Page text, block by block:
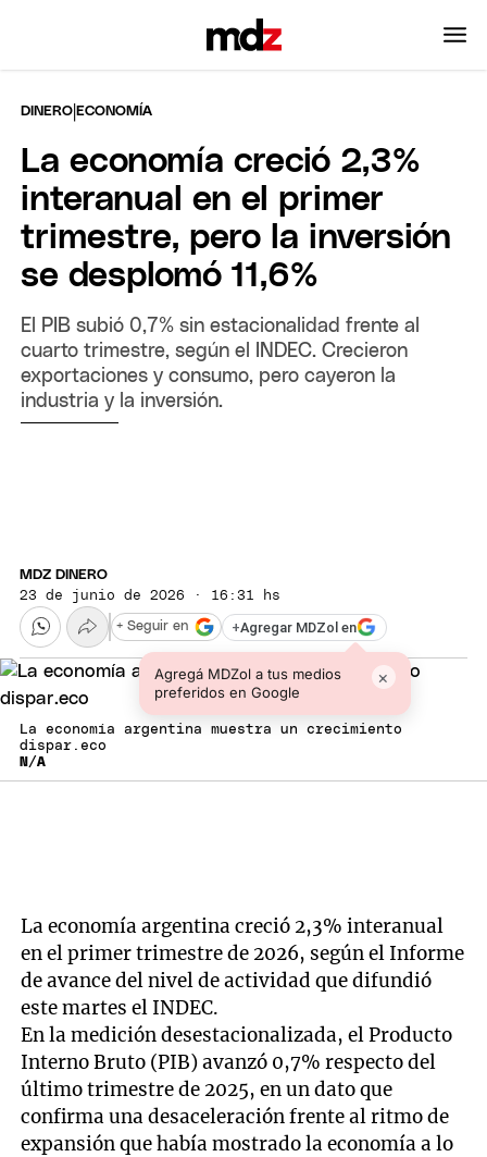
DINERO |ECONOMÍA
La economía creció 2,3%
interanual en el primer
trimestre, pero la inversión
se desplomó 11,6%
El PIB subió 0,7% sin estacionalidad frente al
cuarto trimestre, según el INDEC. Crecieron
exportaciones y consumo, pero cayeron la
industria y la inversión.
MDZ DINERO
23 de junio de 2026 · 16:31 hs
+Agregar MDZol en
Agregá MDZol a tus medios
preferidos en Google
×
+ Seguir en
La economía argentina muestra un crecimiento
dispar.eco
N/A
La economía argentina creció 2,3% interanual
en el primer trimestre de 2026, según el Informe
de avance del nivel de actividad que difundió
este martes el INDEC.
En la medición desestacionalizada, el Producto
Interno Bruto (PIB) avanzó 0,7% respecto del
último trimestre de 2025, en un dato que
confirma una desaceleración frente al ritmo de
expansión que había mostrado la economía a lo